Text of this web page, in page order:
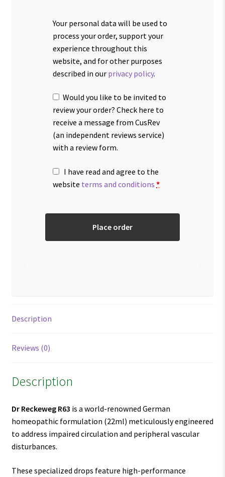
Your personal data will be used to
process your order, support your
experience throughout this
website, and for other purposes
described in our privacy policy.
Would you like to be invited to
review your order? Check here to
receive a message from CusRev
(an independent reviews service)
with a review form.
I have read and agree to the
website terms and conditions *
Place order
Description
Reviews (0)
Description
Dr Reckeweg R63 is a world-renowned German
homeopathic formulation (22ml) meticulously engineered
to address impaired circulation and peripheral vascular
disturbances.
These specialized drops feature high-performance